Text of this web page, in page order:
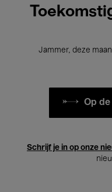
Jammer, deze
Op de
Schrijf je in op onze